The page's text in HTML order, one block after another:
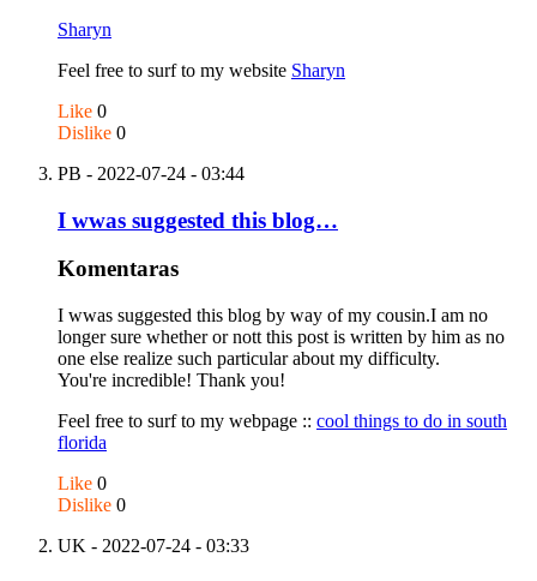
Sharyn
Feel free to surf to my website Sharyn
Like 0
Dislike 0
PB - 2022-07-24 - 03:44
I wwas suggested this blog…
Komentaras
I wwas suggested this blog by way of my cousin.I am no
longer sure whether or nott this post is written by him as no
one else realize such particular about my difficulty.
You're incredible! Thank you!
Feel free to surf to my webpage :: cool things to do in south
florida
Like 0
Dislike 0
UK - 2022-07-24 - 03:33